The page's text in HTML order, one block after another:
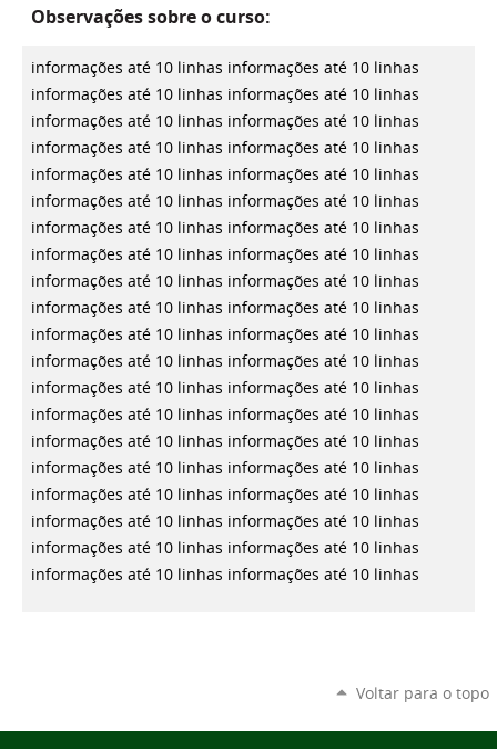
Observações sobre o curso:
informações até 10 linhas informações até 10 linhas
informações até 10 linhas informações até 10 linhas
informações até 10 linhas informações até 10 linhas
informações até 10 linhas informações até 10 linhas
informações até 10 linhas informações até 10 linhas
informações até 10 linhas informações até 10 linhas
informações até 10 linhas informações até 10 linhas
informações até 10 linhas informações até 10 linhas
informações até 10 linhas informações até 10 linhas
informações até 10 linhas informações até 10 linhas
informações até 10 linhas informações até 10 linhas
informações até 10 linhas informações até 10 linhas
informações até 10 linhas informações até 10 linhas
informações até 10 linhas informações até 10 linhas
informações até 10 linhas informações até 10 linhas
informações até 10 linhas informações até 10 linhas
informações até 10 linhas informações até 10 linhas
informações até 10 linhas informações até 10 linhas
informações até 10 linhas informações até 10 linhas
informações até 10 linhas informações até 10 linhas
Voltar para o topo